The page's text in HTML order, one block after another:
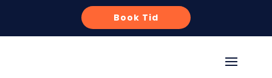
Book Tid